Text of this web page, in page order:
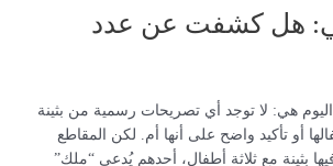
هل كشفت عن عدد
اليوم هي: لا توجد أي تصريحات رسمية من بثينة
أو تأكيد واضح على أنها أم. لكن المقاطع
بثينة مع ثلاثة أطفال، أحدهم يُدعى “ملك”